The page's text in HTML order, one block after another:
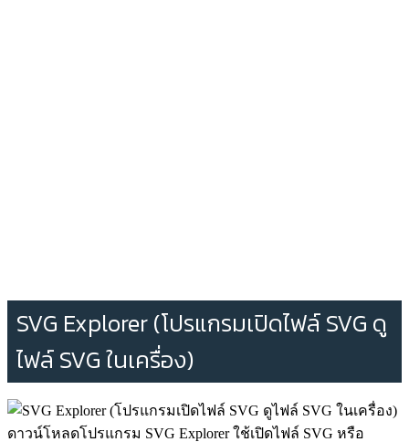
SVG Explorer (โปรแกรมเปิดไฟล์ SVG ดู
ไฟล์ SVG ในเครื่อง)
ดาวน์โหลดโปรแกรม SVG Explorer ใช้เปิดไฟล์ SVG หรือ